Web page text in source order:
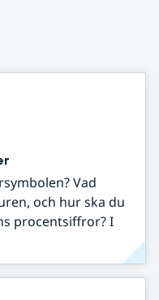
Vad
och hur ska du
procentsiffror? I